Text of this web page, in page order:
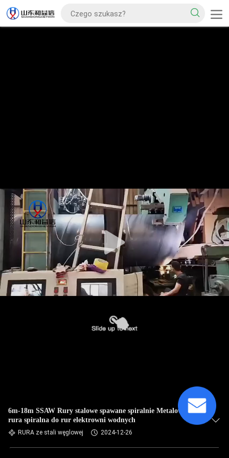
6m-18m SSAW Rury stalowe spawane spiralnie Metalowa
rura spiralna do rur elektrowni wodnych
RURA ze stali węglowej 2024-12-26